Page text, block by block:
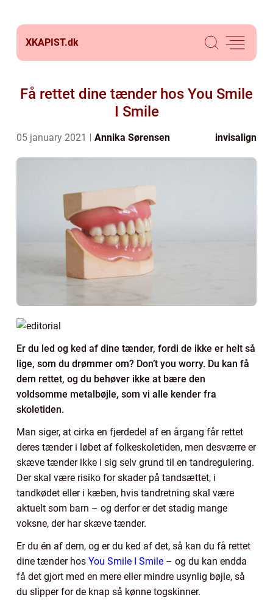
XKAPIST.dk
Få rettet dine tænder hos You Smile
I Smile
05 january 2021 Annika Sørensen invisalign
Er du led og ked af dine tænder, fordi de ikke er helt så
lige, som du drømmer om? Don’t you worry. Du kan få
dem rettet, og du behøver ikke at bære den
voldsomme metalbøjle, som vi alle kender fra
skoletiden.
Man siger, at cirka en fjerdedel af en årgang får rettet
deres tænder i løbet af folkeskoletiden, men desværre er
skæve tænder ikke i sig selv grund til en tandregulering.
Der skal være risiko for skader på tandsættet, i
tandkødet eller i kæben, hvis tandretning skal være
aktuelt som barn – og derfor er det stadig mange
voksne, der har skæve tænder.
Er du én af dem, og er du ked af det, så kan du få rettet
dine tænder hos You Smile I Smile – og du kan endda
få det gjort med en mere eller mindre usynlig bøjle, så
du slipper for de knap så kønne togskinner.